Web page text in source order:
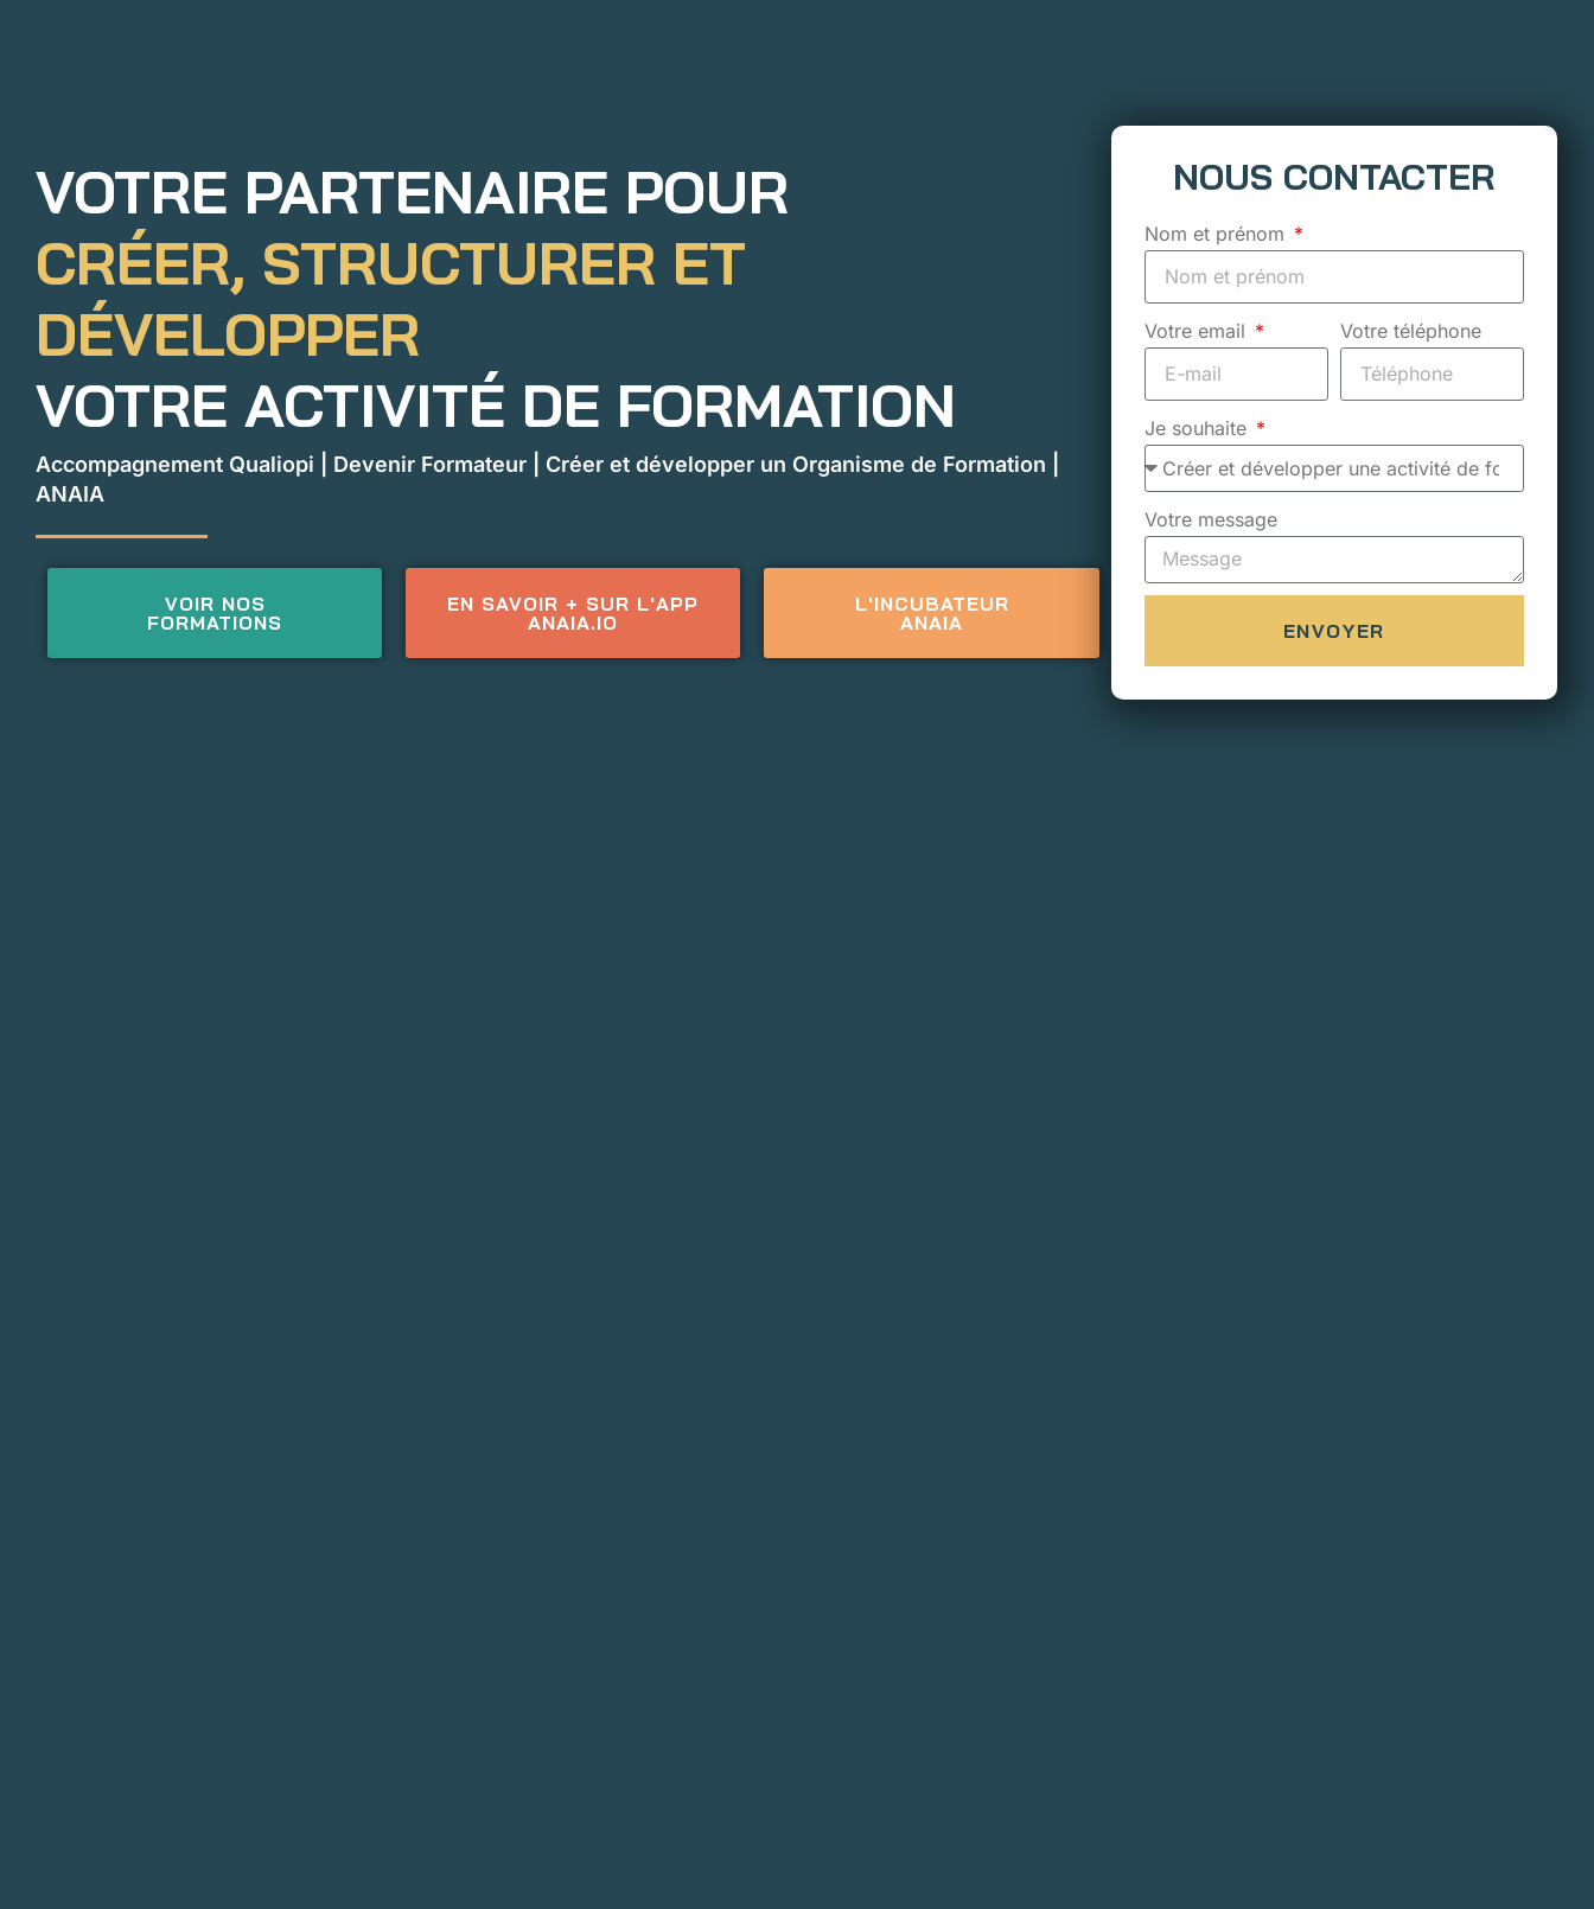
VOTRE PARTENAIRE POUR
CRÉER, STRUCTURER ET
DÉVELOPPER
VOTRE ACTIVITÉ DE FORMATION
Accompagnement Qualiopi | Devenir Formateur | Créer et développer un Organisme de Formation |
ANAIA
VOIR NOS
FORMATIONS
EN SAVOIR + SUR L'APP
ANAIA.IO
L'INCUBATEUR
ANAIA
NOUS CONTACTER
Nom et prénom
Votre email Votre téléphone
Je souhaite
Votre message
ENVOYER